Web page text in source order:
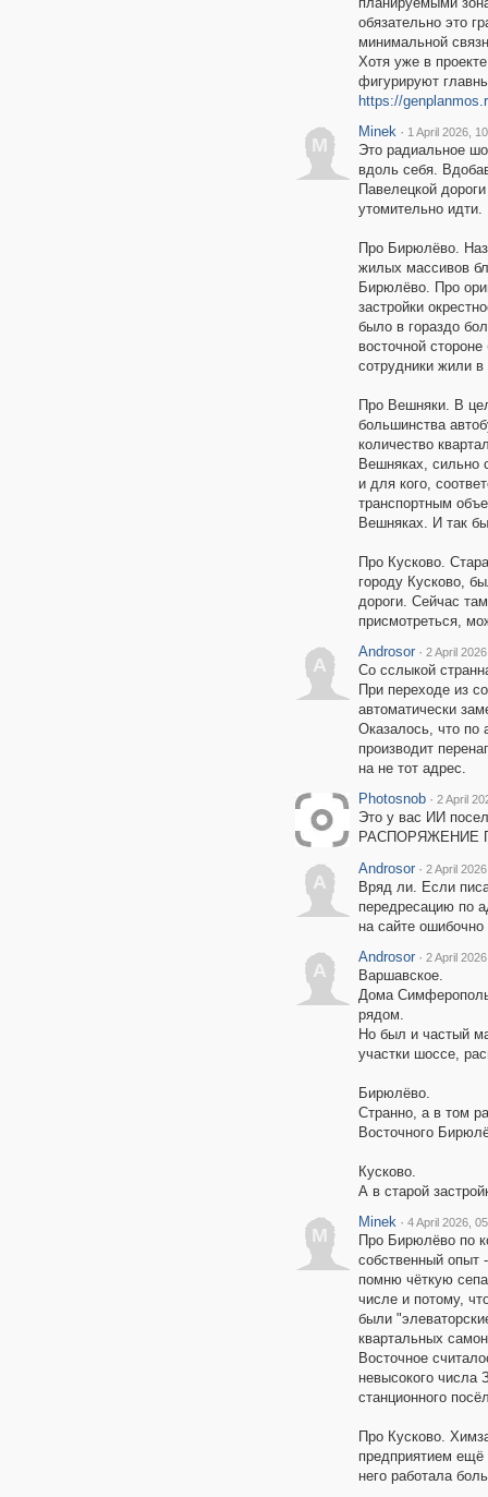
обязательно это
минимальной
Хотя уже в
фигурируют
https://
M
Minek · 1 April 2026,
Это радиальное
вдоль себя.
Павелецкой
утомительно идти.
Про Бирюлёво.
жилых массивов
Бирюлёво. Про
застройки
было в гораздо
восточной
сотрудники жили
Про Вешняки. В
большинства
количество
Вешняках, сильно
и для кого,
транспортным
Вешняках. И так
Про Кусково.
городу Кусково,
дороги. Сейчас
присмотреться,
A
Androsor · 2 April
Со сслыкой
При переходе из
автоматически
Оказалось, что по
производит
на не тот адрес.
Photosnob · 2 April
Это у вас ИИ
РАСПОРЯЖЕНИЕ
A
Androsor · 2 April
Вряд ли. Если
передресацию по
на сайте
A
Androsor · 2 April
Варшавское.
Дома
рядом.
Но был и частый
участки шоссе,
Бирюлёво.
Странно, а в том
Восточного
Кусково.
А в старой
M
Minek · 4 April 2026,
Про Бирюлёво по
собственный опыт
помню чёткую
числе и потому,
были
квартальных
Восточное
невысокого числа
станционного
Про Кусково.
предприятием
него работала